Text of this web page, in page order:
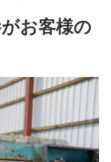
お客様の